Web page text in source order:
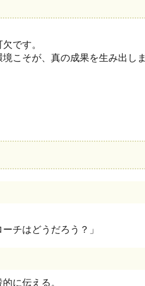
です。
こそが、真の成果を生み出しま
チはどうだろう？」
に伝える。